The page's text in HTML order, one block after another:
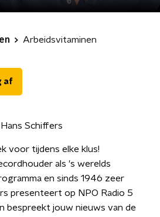
Arbeidsvitaminen
af
Hans Schiffers
voor tijdens elke klus!
als 's werelds
en sinds 1946 zeer
presenteert op NPO Radio 5
bespreekt jouw nieuws van de